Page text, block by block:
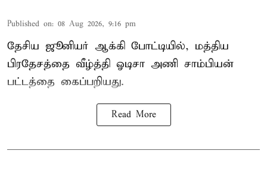
Published on: 08 Aug 2026, 9:16 pm
தேசிய ஜூனியர் ஆக்கி போட்டியில், மத்திய
பிரதேசத்தை வீழ்த்தி ஓடிசா அணி சாம்பியன்
பட்டத்தை கைப்பறியது.
Read More